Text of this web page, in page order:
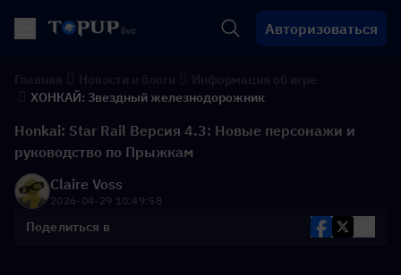
Авторизоваться
ХОНКАЙ: Звездный железнодорожник
Honkai: Star Rail Версия 4.3: Новые персонажи и
руководство по Прыжкам
Claire Voss
2026-04-29 10:49:58
Поделиться в